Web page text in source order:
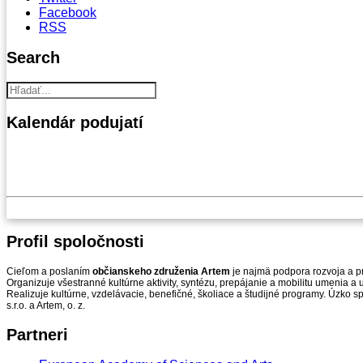
Facebook
RSS
Search
Kalendár podujatí
Profil spoločnosti
Cieľom a poslaním občianskeho združenia Artem je najmä podpora rozvoja a
Organizuje všestranné kultúrne aktivity, syntézu, prepájanie a mobilitu umenia
Realizuje kultúrne, vzdelávacie, benefičné, školiace a študijné programy. Úzko
s.r.o. a Artem, o. z.
Partneri